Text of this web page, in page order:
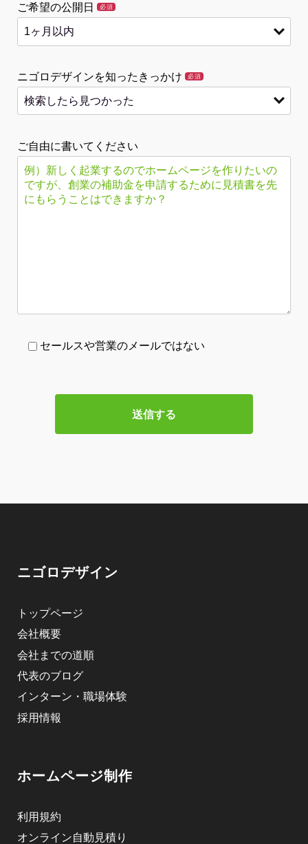
ご希望の公開日 必須
ニゴロデザインを知ったきっかけ 必須
ご自由に書いてください
セールスや営業のメールではない
ニゴロデザイン
トップページ
会社概要
会社までの道順
代表のブログ
インターン・職場体験
採用情報
ホームページ制作
利用規約
オンライン自動見積り